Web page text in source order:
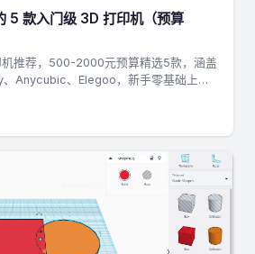
5 款入门级 3D 打印机（预算
推荐，500-2000元预算精选5款，涵盖
Anycubic、Elegoo，新手零基础上手